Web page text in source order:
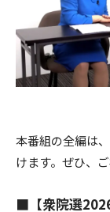
本番組の全編は
けます。ぜひ、
■【衆院選